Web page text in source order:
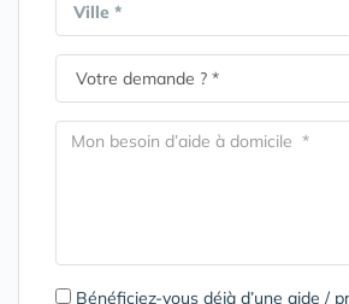
Ville *
Bénéficiez-vous déjà d’une aide /